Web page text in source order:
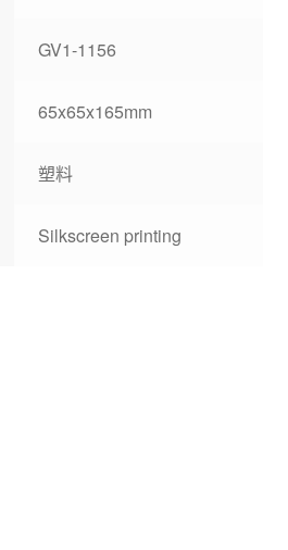
GV1-1156
65x65x165mm
塑料
Silkscreen printing